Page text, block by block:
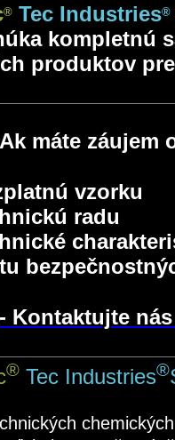
® Tec Industries®
kompletnú
produktov
Ak máte záujem
vzorku
radu
- Kontaktujte
®Tec Industries®